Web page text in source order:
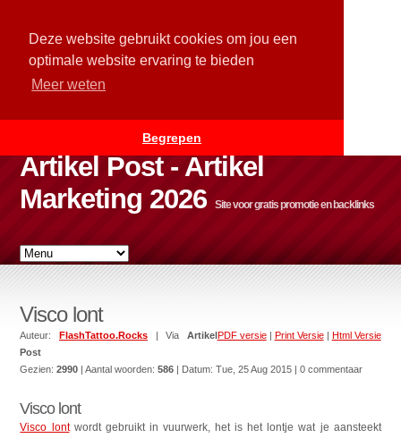
Deze website gebruikt cookies om jou een
optimale website ervaring te bieden
Meer weten
Begrepen
Artikel Post - Artikel
Marketing 2026
Site voor gratis promotie en backlinks
Visco lont
PDF versie| Print Versie| Html Versie
Auteur: FlashTattoo.Rocks| Via Artikel
Post
Gezien:2990 | Aantal woorden:586 | Datum:Tue, 25 Aug 2015 | 0 commentaar
Visco lont
Visco lontwordt gebruikt in vuurwerk, het is het lontje wat je aansteekt